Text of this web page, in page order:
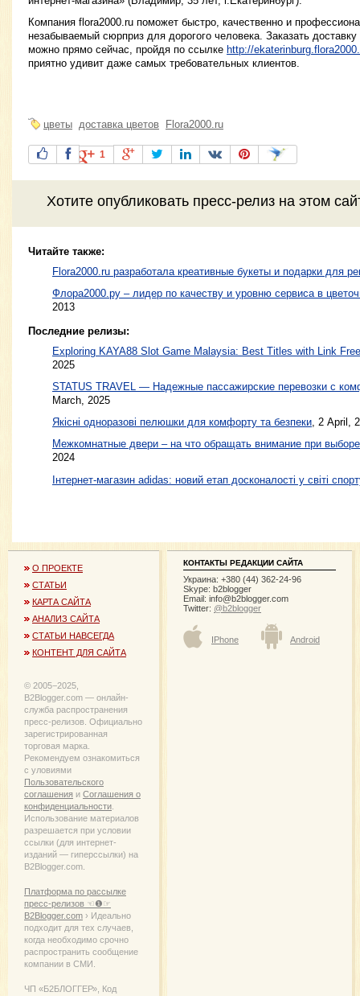
Компания flora2000.ru поможет быстро, качественно и
незабываемый сюрприз для дорогого человека. Заказать доставку
можно прямо сейчас, пройдя по ссылке http://
приятно удивит даже самых требовательных клиентов.
цветы доставка цветов Flora2000.ru
1
Хотите опубликовать пресс-релизна этом
Читайте также:
Flora2000.ru разработала креативные букеты и подарки для
Флора2000.ру – лидер по качеству и уровню сервиса в
2013
Последние релизы:
Exploring KAYA88 Slot Game Malaysia: Best Titles with Link
2025
STATUS TRAVEL — Надежные пассажирские перевозки с
March, 2025
Якісні одноразові пелюшки для комфорту та безпеки, 2 April,
Межкомнатные двери – на что обращать внимание при
2024
Інтернет-магазин adidas: новий етап досконалості у світі
О ПРОЕКТЕ
СТАТЬИ
КАРТА САЙТА
АНАЛИЗ САЙТА
СТАТЬИ НАВСЕГДА
КОНТЕНТ ДЛЯ САЙТА
© 2005−2025,
B2Blogger.com — онлайн-
служба распространения
пресс-релизов. Официально
зарегистрированная
торговая марка.
Рекомендуем ознакомиться
с уловиями
Пользовательского
соглашения и Соглашения о
конфиденциальности
Использование материалов
разрешается при условии
ссылки (для интернет-
изданий — гиперссылки) на
B2Blogger.com.
Платформа по рассылке
пресс-релизов ☜❶☞
B2Blogger.com › Идеально
подходит для тех случаев,
когда необходимо срочно
распространить сообщение
компании в СМИ.
ЧП «Б2БЛОГГЕР», Код
КОНТАКТЫ РЕДАКЦИИ САЙТА
Украина: +380 (44) 362-24-96
Skype: b2blogger
Email: info@b2blogger.com
Twitter: @b2blogger
IPhone Android